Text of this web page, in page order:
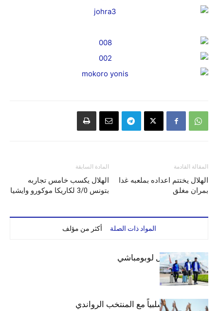
المادة السابقة
الهلال يكسب خامس تجاربه
بتونس 3/0 لكاريكا موكورو وايشيا
المقالة القادمة
الهلال يختتم اعداده بملعبه غدا
بمران مغلق
المواد ذات الصلة أكثر من مؤلف
بعثة الهلال تصل لوبومباشي
الهلال يتعادل سلبياً مع المنتخب الرواندي